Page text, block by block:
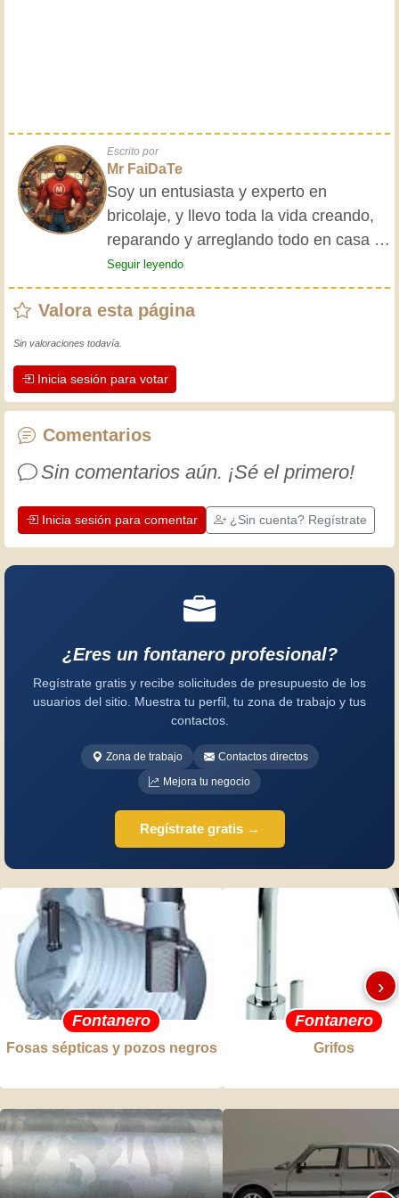
Escrito por
Mr FaiDaTe
Soy un entusiasta y experto en
bricolaje, y llevo toda la vida creando,
reparando y arreglando todo en casa y
para mis amigos. Mis abuelos me
enseñaron lo básico desde pequeño, y
desde entonces he adquirido una vasta
experiencia. ¡La experiencia enseña! Te
apreciar la dedicación que los
artesanos profesionales ponen en su
trabajo. Aprendamos juntos; cada día
¡Diviértete!
Seguir leyendo
Valora esta página
Sin valoraciones todavía.
Inicia sesión para votar
Comentarios
Sin comentarios aún. ¡Sé el primero!
Inicia sesión para comentar ¿Sin cuenta? Regístrate
¿Eres un fontanero profesional?
Regístrate gratis y recibe solicitudes de presupuesto de los
usuarios del sitio. Muestra tu perfil, tu zona de trabajo y tus
contactos.
Zona de trabajo
Contactos directos
Mejora tu negocio
Regístrate gratis →
Fontanero
Fosas sépticas y pozos negros
Fontanero
Grifos
›